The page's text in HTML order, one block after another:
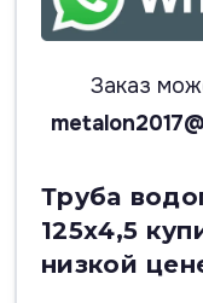
Заказ
Труба
125х4,5
низкой